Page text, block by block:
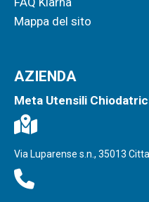
Mappa del sito
AZIENDA
Meta Utensili
Via Luparense s.n., 35013